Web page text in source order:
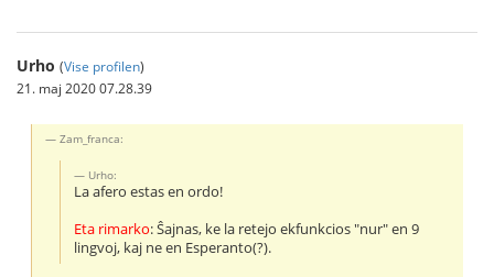
Urho (Vise profilen)
21. maj 2020 07.28.39
Zam_franca:
Urho:
La afero estas en ordo!
Eta rimarko: Ŝajnas, ke la retejo ekfunkcios "nur" en 9
lingvoj, kaj ne en Esperanto(?).